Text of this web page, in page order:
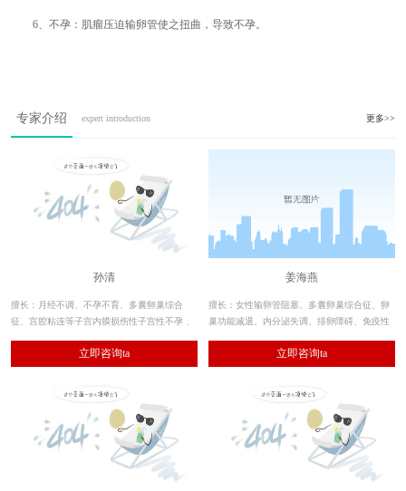
6、不孕：肌瘤压迫输卵管使之扭曲，导致不孕。
专家介绍 expert introduction 更多>>
孙清
擅长：月经不调、不孕不育、多囊卵巢综合
征、宫腔粘连等子宫内膜损伤性子宫性不孕 、
性盆腔疼痛性疾病等。立即咨询ta
姜海燕
擅长：女性输卵管阻塞、多囊卵巢综合征、卵
巢功能减退、内分泌失调、排卵障碍、免疫性
立即咨询ta